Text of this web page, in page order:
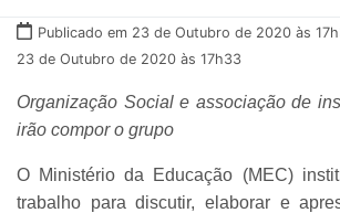
Publicado em 23 de Outubro de 2020 às
23 de Outubro de 2020 às 17h33
Organização Social e associação de
irão compor o grupo
O Ministério da Educação (MEC)
trabalho para discutir, elaborar e